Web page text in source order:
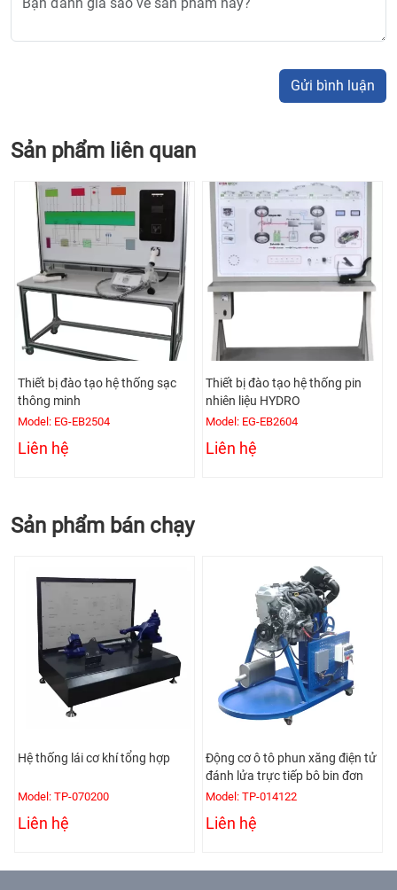
Gửi bình luận
Sản phẩm liên quan
Thiết bị đào tạo hệ thống sạc
thông minh
Model: EG-EB2504
Liên hệ
Thiết bị đào tạo hệ thống pin
nhiên liệu HYDRO
Model: EG-EB2604
Liên hệ
Sản phẩm bán chạy
Hệ thống lái cơ khí tổng hợp
Model: TP-070200
Liên hệ
Động cơ ô tô phun xăng điện tử
đánh lửa trực tiếp bô bin đơn
Model: TP-014122
Liên hệ